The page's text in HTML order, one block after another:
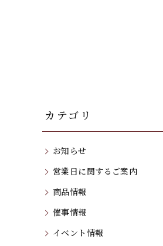
カテゴリ
お知らせ
営業日に関するご案内
商品情報
催事情報
イベント情報